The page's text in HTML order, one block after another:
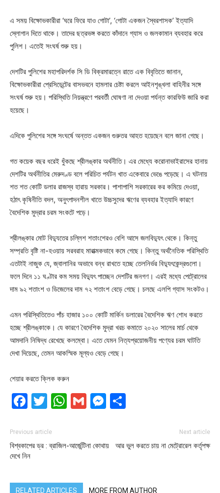
এ সময় বিক্ষোভকারীরা ‘ঘরে ফিরে যাও গোটা’, ‘গোটা একজন স্বৈরশাসক’ ইত্যাদি
স্লোগান দিতে থাকে। তাদের ছত্রভঙ্গ করতে কাঁদানে গ্যাস ও জলকামান ব্যবহার করে
পুলিশ। এতেই সংঘর্ষ শুরু হয়।
দেশটির পুলিশের মহাপরিদর্শক সি ডি বিক্রমারত্নে রাতে এক বিবৃতিতে জানান,
বিক্ষোভকারীরা প্রেসিডেন্টের বাসভবনে হামলার চেষ্টা করলে আইনশৃঙ্খলা বাহিনীর সঙ্গে
সংঘর্ষ শুরু হয়। পরিস্থিতি নিয়ন্ত্রণে পরবর্তী ঘোষণা না দেওয়া পর্যন্ত কারফিউ জারি করা
হয়েছে।
এদিকে পুলিশের সঙ্গে সংঘর্ষে অন্তত একজন গুরুতর আহত হয়েছেন বলে জানা গেছে।
গত কয়েক বছর ধরেই ধুঁকছে শ্রীলঙ্কার অর্থনীতি। এর মেধ্যে করোনাভাইরাসের হানায়
দেশটির অর্থনীতির মেরুদণ্ড বলে পরিচিত পর্যটন খাত একেবারে ভেঙে পড়েছে। এ ঘটনায়
শত শত কোটি ডলার রাজস্ব হারায় সরকার। পাশাপাশি সরকারের কর কমিয়ে দেওয়া,
হঠাৎ কৃষিনীতি বদল, অনুৎপাদনশীল খাতে উচ্চসুদের ঋণের ব্যবহার ইত্যাদি কারণে
বৈদেশিক মুদ্রার চরম সংকটে পড়ে।
শ্রীলঙ্কার মোট বিদ্যুতের চল্লিশ শতাংশেরও বেশি আসে জলবিদ্যুৎ থেকে। কিন্তু
সম্প্রতি বৃষ্টি না-হওয়ায় সরবরাহ মারাত্মকভাবে কমে গেছে। কিন্তু অর্থনৈতিক পরিস্থিতি
এতটাই নাজুক যে, জ্বালানির অভাবে বন্ধ রাখতে হচ্ছে তেলনির্ভর বিদ্যুৎকেন্দ্রগুলো।
ফলে দিনে ১১ ঘণ্টার কম সময় বিদ্যুৎ পাচ্ছেন দেশটির জনগণ। এরই মধ্যে পেট্রোলের
দাম ৯২ শতাংশ ও ডিজেলের দাম ৭২ শতাংশ বেড়ে গেছে। চলছে এলপি গ্যাস সংকটও।
এমন পরিস্থিতিতেও পাঁচ হাজার ১০০ কোটি মার্কিন ডলারের বৈদেশিক ঋণ শোধ করতে
হচ্ছে শ্রীলঙ্কাকে। যে কারণে বৈদেশিক মুদ্রা খরচ কমাতে ২০২০ সালের মার্চ থেকে
আমদানি নিষিদ্ধ রেখেছে কলম্বো। এতে যেমন নিত্যপ্রয়োজনীয় পণ্যের চরম ঘাটতি
দেখা দিয়েছে, তেমন আকস্মিক মূল্যও বেড়ে গেছে।
শেয়ার করতে ক্লিক করুন
Facebook
Twitter
WhatsApp
GmailMessenger
Previous article
বিশ্বকাপের ড্র : ব্রাজিল-আর্জেন্টিনা কোথায়
দেখে নিন
Next article
আর ভুল করতে চায় না মেট্রোরেল কর্তৃপক্ষ
RELATED ARTICLES MORE FROM AUTHOR